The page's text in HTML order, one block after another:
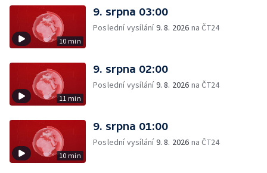
10 min
9. srpna 03:00
Poslední vysílání9. 8. 2026 na ČT24
11 min
9. srpna 02:00
Poslední vysílání9. 8. 2026 na ČT24
10 min
9. srpna 01:00
Poslední vysílání9. 8. 2026 na ČT24